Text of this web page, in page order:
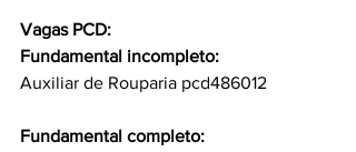
Vagas PCD:
Fundamental incompleto:
Auxiliar de Rouparia pcd486012
Fundamental completo: